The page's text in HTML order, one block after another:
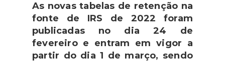
As novas tabelas de retenção na
fonte de IRS de 2022 foram
publicadas no dia 24 de
fevereiro e entram em vigor a
partir do dia 1 de março, sendo